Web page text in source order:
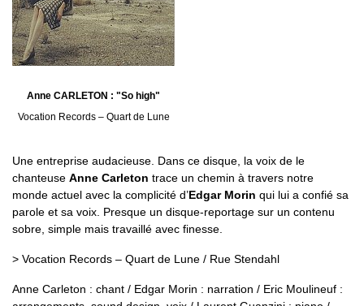
Anne CARLETON : "So high"
Vocation Records – Quart de Lune
Une entreprise audacieuse. Dans ce disque, la voix de le
chanteuse Anne Carleton trace un chemin à travers notre
monde actuel avec la complicité d’Edgar Morin qui lui a confié sa
parole et sa voix. Presque un disque-reportage sur un contenu
sobre, simple mais travaillé avec finesse.
> Vocation Records – Quart de Lune / Rue Stendahl
Anne Carleton : chant / Edgar Morin : narration / Eric Moulineuf :